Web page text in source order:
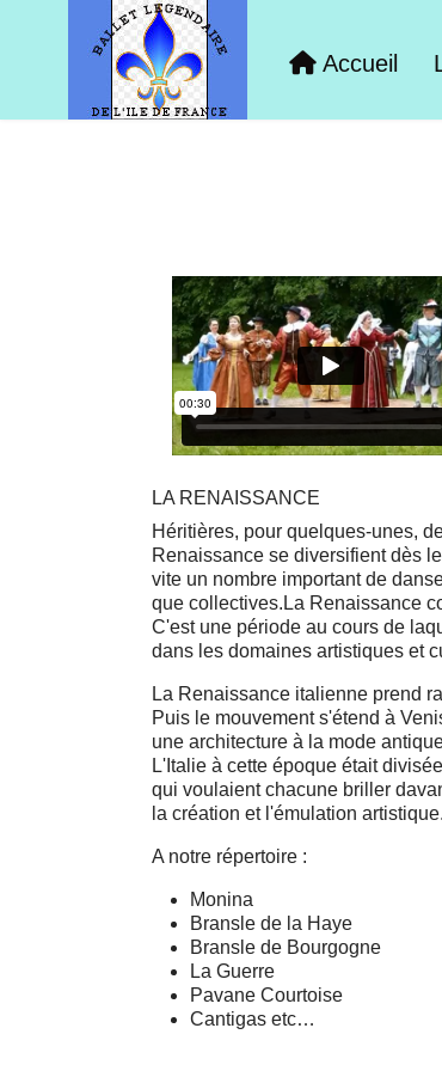
Accueil
LA RENAISSANCE
Héritières, pour quelques-unes,
Renaissance se diversifient dès
vite un nombre important de
que collectives.La Renaissance
C'est une période au cours de
dans les domaines artistiques et
La Renaissance italienne prend
Puis le mouvement s'étend à
une architecture à la mode
L'Italie à cette époque était
qui voulaient chacune briller
la création et l'émulation artistique.
A notre répertoire :
Monina
Bransle de la Haye
Bransle de Bourgogne
La Guerre
Pavane Courtoise
Cantigas etc…